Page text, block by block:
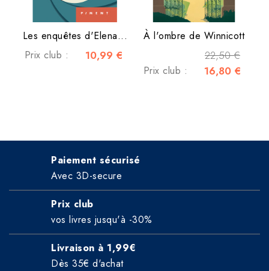
Les enquêtes d'Elena...
Prix club :
10,99 €
À l'ombre de Winnicott
22,50 €
Prix club : 16,80 €
Paiement sécurisé
Avec 3D-secure
Prix club
vos livres jusqu'à -30%
Livraison à 1,99€
Dès 35€ d'achat